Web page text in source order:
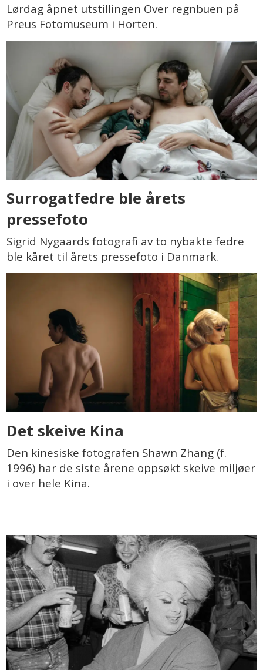
Lørdag åpnet utstillingen Over regnbuen på
Preus Fotomuseum i Horten.
Surrogatfedre ble årets
pressefoto
Sigrid Nygaards fotografi av to nybakte fedre
ble kåret til årets pressefoto i Danmark.
Det skeive Kina
Den kinesiske fotografen Shawn Zhang (f.
1996) har de siste årene oppsøkt skeive miljøer
i over hele Kina.